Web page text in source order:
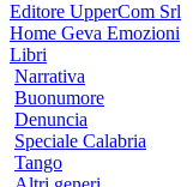
Editore UpperCom Srl
Home Geva Emozioni
Libri
Narrativa
Buonumore
Denuncia
Speciale Calabria
Tango